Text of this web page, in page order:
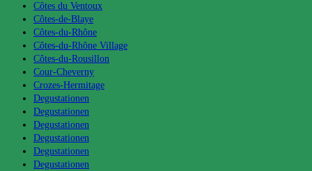
Côtes du Ventoux
Côtes-de-Blaye
Côtes-du-Rhône
Côtes-du-Rhône Village
Côtes-du-Rousillon
Cour-Cheverny
Crozes-Hermitage
Degustationen
Degustationen
Degustationen
Degustationen
Degustationen
Degustationen